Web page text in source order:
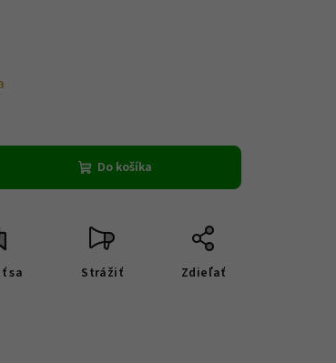
Do košíka
sa Strážiť Zdieľať